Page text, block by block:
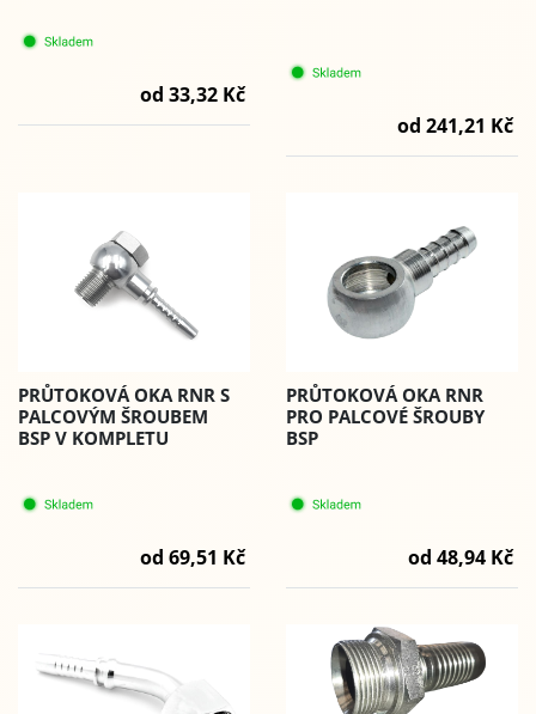
od 33,32 Kč
od 241,21 Kč
PRŮTOKOVÁ OKA RNR S
PALCOVÝM ŠROUBEM
BSP V KOMPLETU
od 69,51 Kč
PRŮTOKOVÁ OKA RNR
PRO PALCOVÉ ŠROUBY
BSP
od 48,94 Kč